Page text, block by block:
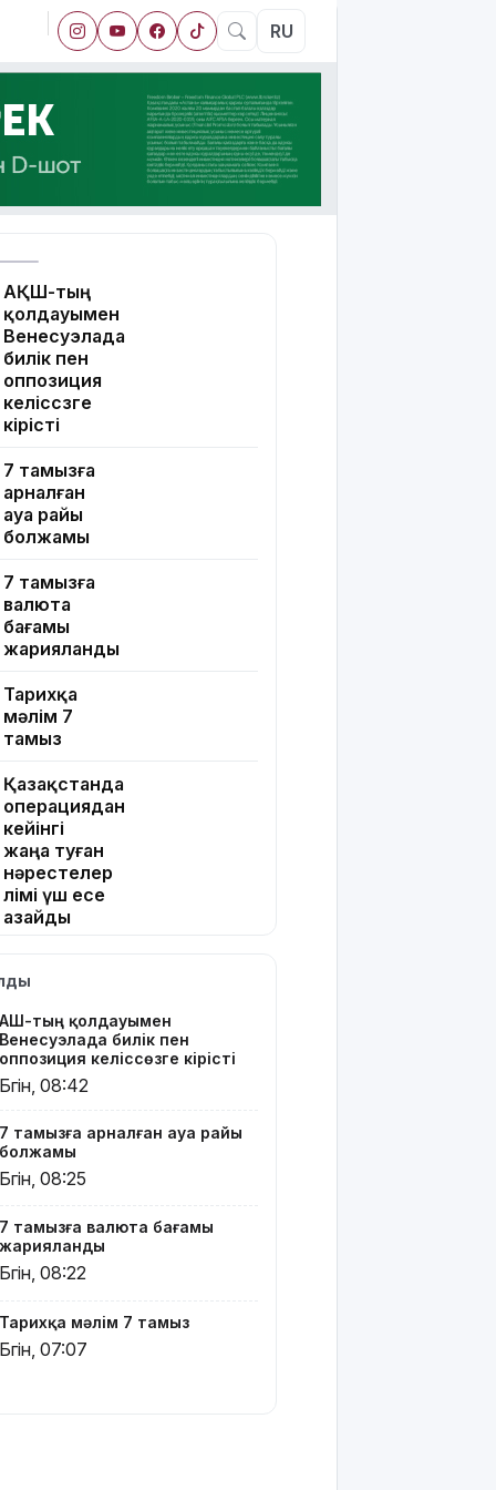
RU
АҚШ-тың
қолдауымен
Венесуэлада
билік пен
оппозиция
келіссөзге
кірісті
7 тамызға
арналған
ауа райы
болжамы
7 тамызға
валюта
бағамы
жарияланды
Тарихқа
мәлім 7
тамыз
Қазақстанда
операциядан
кейінгі
жаңа туған
нәрестелер
өлімі үш есе
азайды
майонез
жасырылған
телефон
тәркіленді
жас
жұбайлардың
тойы
іске
ұласты
2028
жылғы
сайлау:
АҚШ-тың қолдауымен
Венесуэлада билік пен
оппозиция келіссөзге кірісті
Бүгін, 08:42
7 тамызға арналған ауа райы
болжамы
Бүгін, 08:25
7 тамызға валюта бағамы
жарияланды
Бүгін, 08:22
Тарихқа мәлім 7 тамыз
Бүгін, 07:07